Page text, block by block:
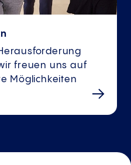
freuen uns auf
Möglichkeiten